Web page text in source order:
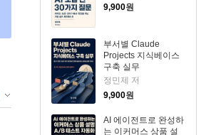
9,900원
부서별 Claude
Projects 지식베이스
구축 실무
정민제 저
9,900원
AI 에이전트로 완성하
는 이커머스 상품 설